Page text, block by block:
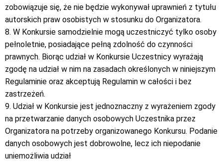
zobowiązuje się, że nie będzie wykonywał uprawnień z tytułu
autorskich praw osobistych w stosunku do Organizatora.
8. W Konkursie samodzielnie mogą uczestniczyć tylko osoby
pełnoletnie, posiadające pełną zdolność do czynności
prawnych. Biorąc udział w Konkursie Uczestnicy wyrażają
zgodę na udział w nim na zasadach określonych w niniejszym
Regulaminie oraz akceptują Regulamin w całości i bez
zastrzeżeń.
9. Udział w Konkursie jest jednoznaczny z wyrażeniem zgody
na przetwarzanie danych osobowych Uczestnika przez
Organizatora na potrzeby organizowanego Konkursu. Podanie
danych osobowych jest dobrowolne, lecz ich niepodanie
uniemożliwia udział